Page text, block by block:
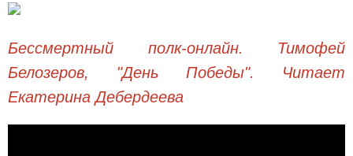
Бессмертный полк-онлайн. Тимофей
Белозеров, "День Победы". Читает
Екатерина Дебердеева